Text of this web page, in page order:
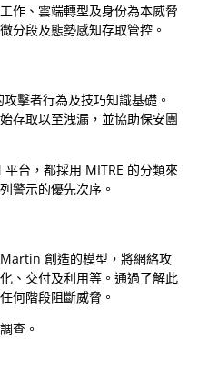
作、雲端轉型及身份為本威脅
分段及態勢感知存取管控。
擊者行為及技巧知識基礎。
存取以至洩漏，並協助保安團
台，都採用 MITRE 的分類來
警示的優先次序。
創造的模型，將網絡攻
、交付及利用等。通過了解此
何階段阻斷威脅。
查。